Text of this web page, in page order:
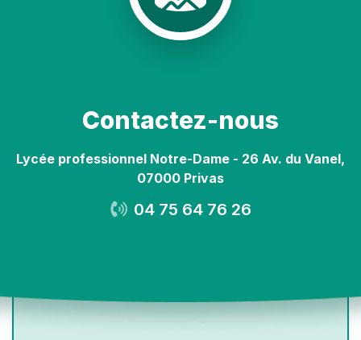
Contactez-nous
Lycée professionnel Notre-Dame - 26 Av. du Vanel,
07000 Privas
04 75 64 76 26